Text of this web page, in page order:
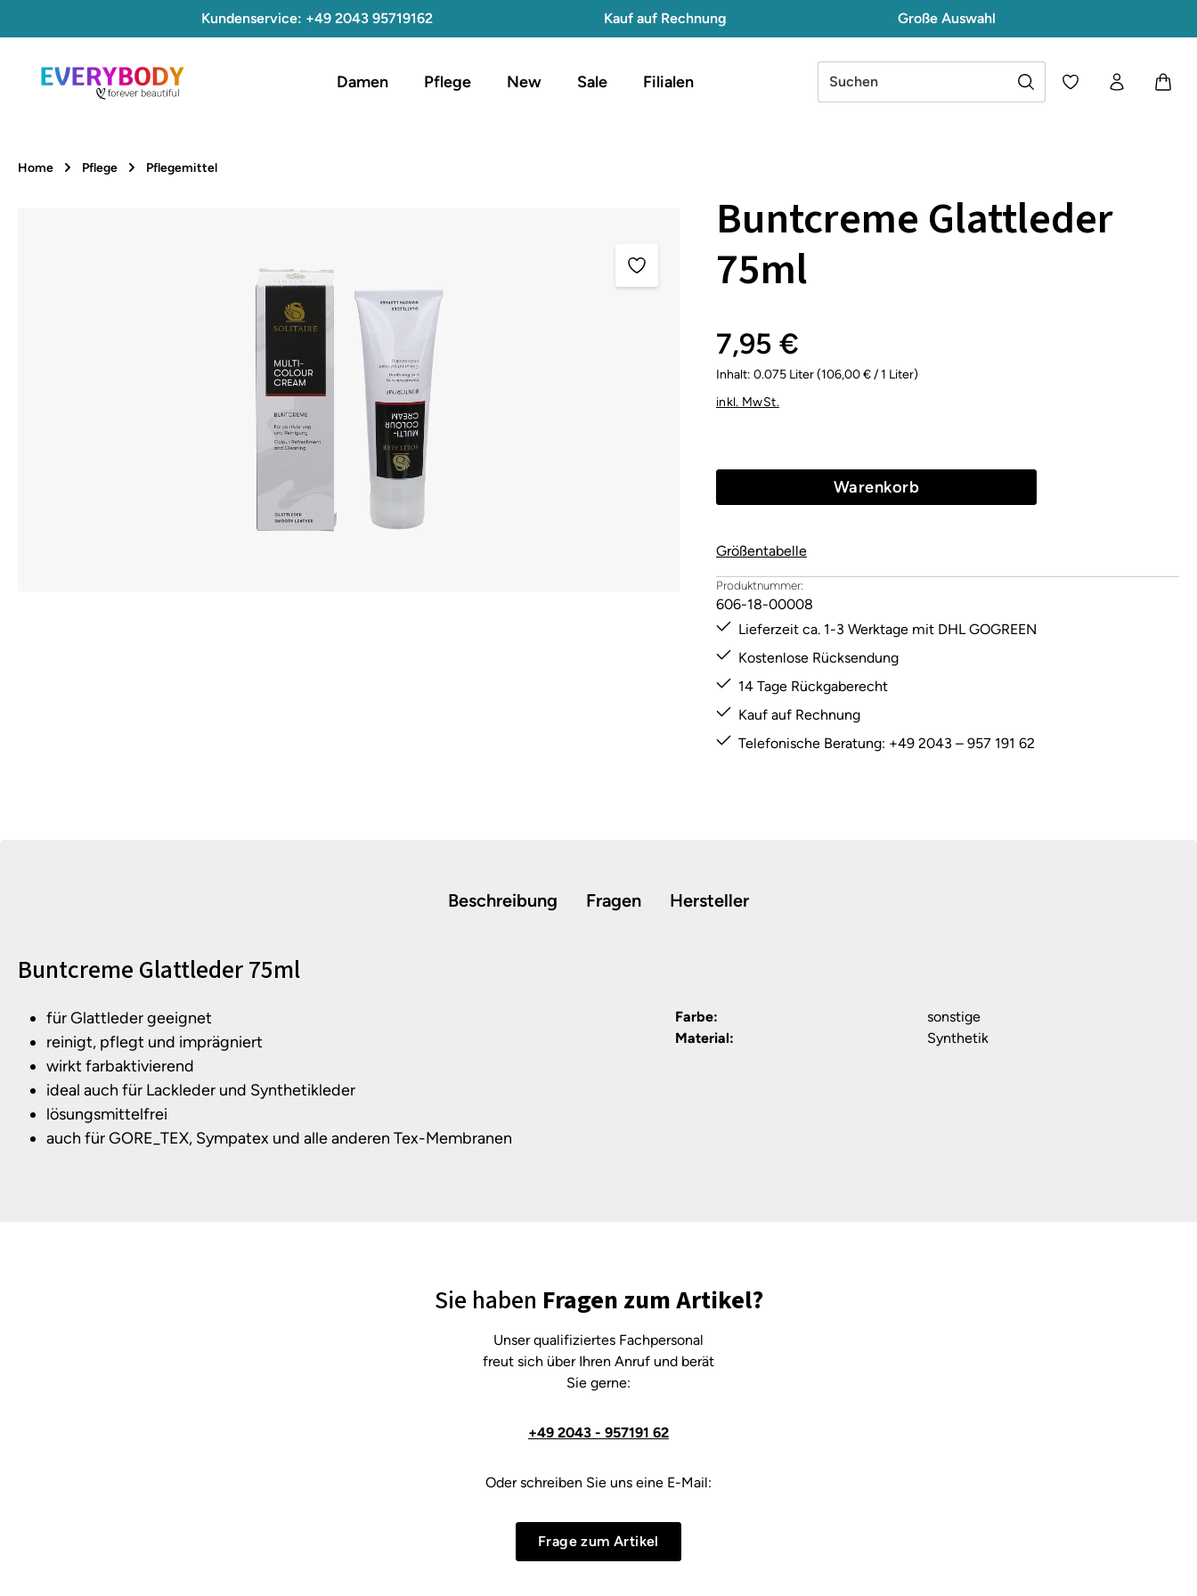
Zur Hauptnavigation springenKundenservice: +49 2043 95719162 Kauf auf Rechnung Große Auswahl
Damen Pflege New Sale Filialen Du hast 0 Produkte
Home Pflege Pflegemittel
Buntcreme Glattleder
75ml
7,95 €
Inhalt: 0.075 Liter(106,00 € / 1 Liter)
inkl. MwSt.
Warenkorb
Größentabelle
Produktnummer:
606-18-00008
Lieferzeit ca. 1-3 Werktage mit DHL GOGREEN
Kostenlose Rücksendung
14 Tage Rückgaberecht
Kauf auf Rechnung
Telefonische Beratung: +49 2043 – 957 191 62
Beschreibung Fragen Hersteller
Produktinformationen
Buntcreme Glattleder 75ml
für Glattleder geeignet
reinigt, pflegt und imprägniert
wirkt farbaktivierend
ideal auch für Lackleder und Synthetikleder
lösungsmittelfrei
auch für GORE_TEX, Sympatex und alle anderen Tex-Membranen
Farbe:
sonstige
Material:
Synthetik
Sie haben Fragen zum Artikel?
Unser qualifiziertes Fachpersonal
freut sich über Ihren Anruf und berät
Sie gerne:
+49 2043 - 957191 62
Oder schreiben Sie uns eine E-Mail:
Frage zum Artikel